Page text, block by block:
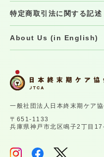
一般社団法人日本終末期ケア協
〒651-1133
兵庫県神戸市北区鳴子2丁目
特定商取引法に関する記述
About Us (in English)